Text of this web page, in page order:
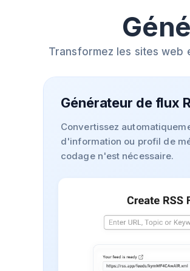
Transformez les sites web
Générateur de flux
Convertissez
d'information ou profil de
codage n'est nécessaire.